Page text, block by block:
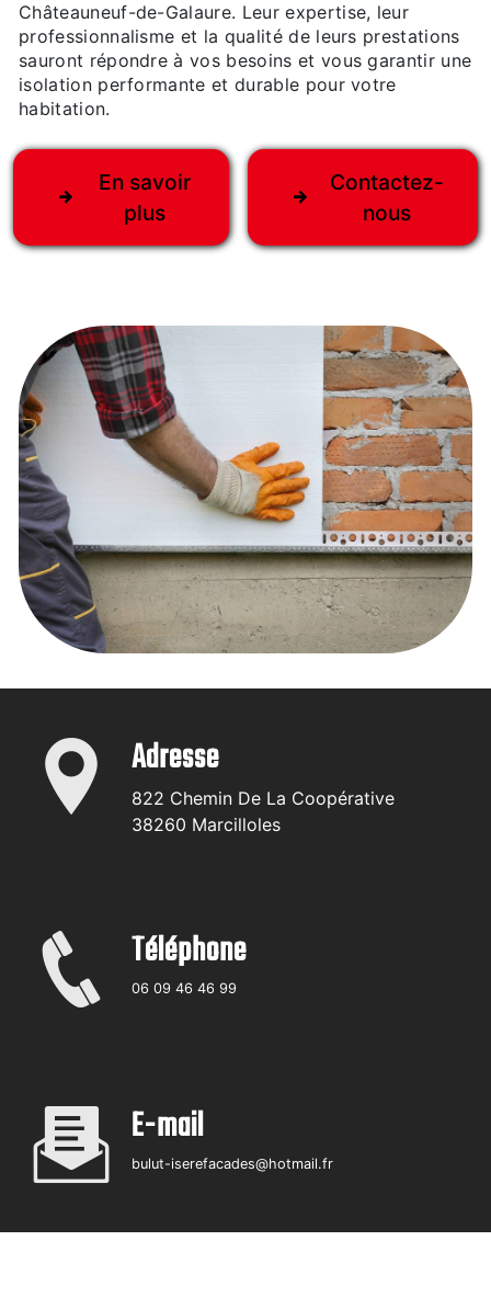
Châteauneuf-de-Galaure. Leur expertise, leur
professionnalisme et la qualité de leurs prestations
sauront répondre à vos besoins et vous garantir une
isolation performante et durable pour votre
habitation.
En savoir
plus
Contactez-
nous
Adresse
822 Chemin De La Coopérative
38260 Marcilloles
Téléphone
06 09 46 46 99
E-mail
bulut-iserefacades@hotmail.fr